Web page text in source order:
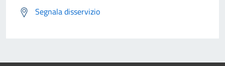
Segnala disservizio